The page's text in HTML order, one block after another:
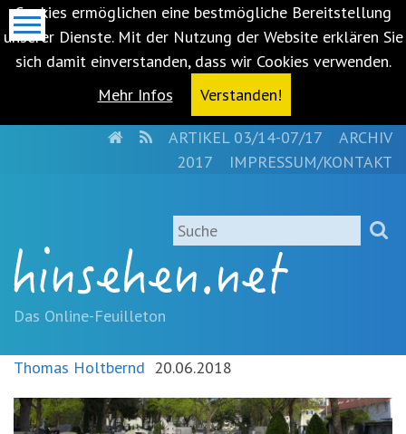
Cookies ermöglichen eine bestmögliche Bereitstellung
unserer Dienste. Mit der Nutzung der Website erklären Sie
sich damit einverstanden, dass wir Cookies verwenden.
Mehr Infos
Verstanden!
springen
(Accesskey
'1')Zur
springen
'3') Zur
HOMERSSARTIKEL 03/14-07/17
ARCHIV
2017
IMPRESSUM/KONTAKT
Suche
Das Online-Feuilleton
Thomas Holtbernd 20.06.2018